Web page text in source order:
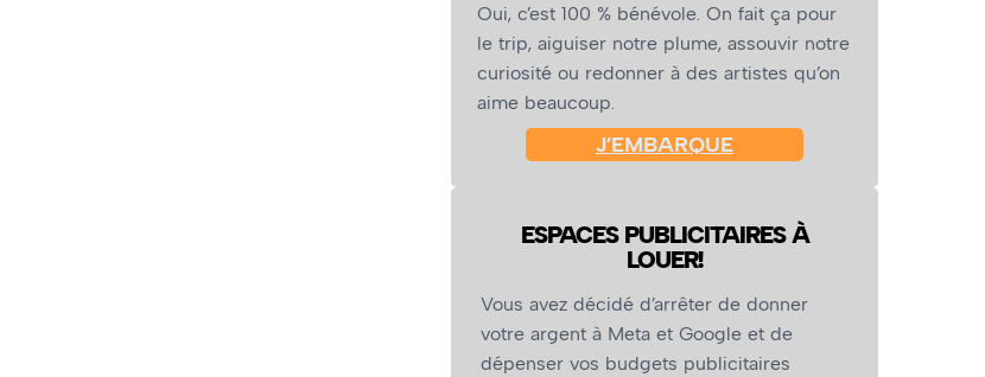
Oui, c’est 100 % bénévole. On fait ça pour
le trip, aiguiser notre plume, assouvir notre
curiosité ou redonner à des artistes qu’on
aime beaucoup.
J’EMBARQUE
ESPACES PUBLICITAIRES À
LOUER!
Vous avez décidé d’arrêter de donner
votre argent à Meta et Google et de
dépenser vos budgets publicitaires